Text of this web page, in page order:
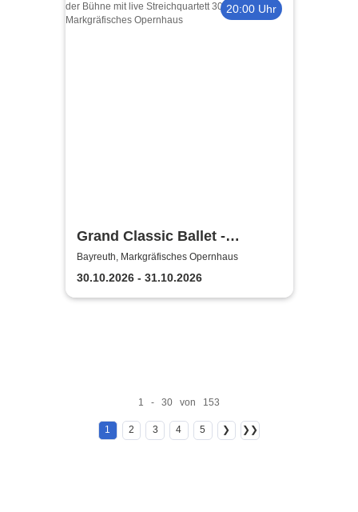
20:00 Uhr
Grand Classic Ballet -
Schwanensee - Jenseits der
Bühne mit live Streichquartett
Bayreuth, Markgräfisches Opernhaus
30.10.2026 - 31.10.2026
1 - 30 von 153
1 2 3 4 5 ❯ ❯❯